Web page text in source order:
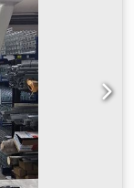
Peso do braço
programação:
50/60 Hz
de proteção
de
ERAR-
Yaskawa
de robô